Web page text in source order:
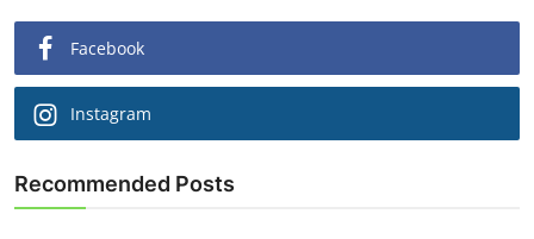
Facebook
Instagram
Recommended Posts